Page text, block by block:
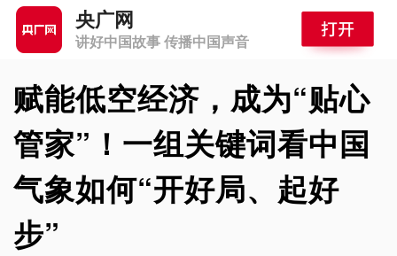
央广网
讲好中国故事 传播中国声音
赋能低空经济，成为“贴心
管家”！一组关键词看中国
气象如何“开好局、起好
步”